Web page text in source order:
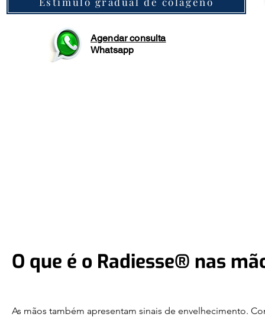
Agendar consulta
Whatsapp
O que é o Radiesse® nas
As mãos também apresentam sinais de envelhecimento.